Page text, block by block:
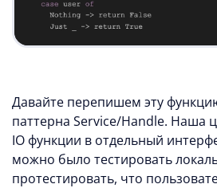
Давайте перепишем эту
паттерна Service/Handle. Наша
IO функции в отдельный
можно было тестировать
протестировать, что